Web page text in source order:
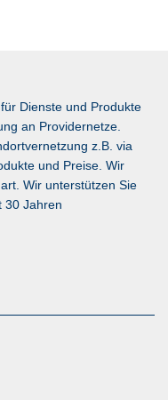
Dienste und Produkte
an Providernetze.
z.B. via
und Preise. Wir
Wir unterstützen Sie
30 Jahren